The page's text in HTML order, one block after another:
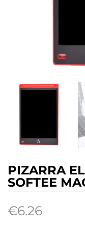
PIZARRA
SOFTEE
€6.26